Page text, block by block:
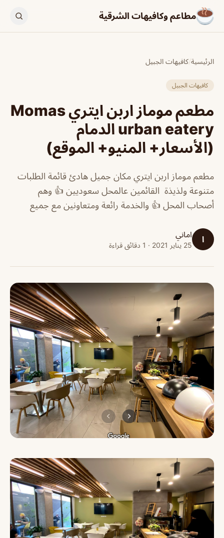
مطاعم وكافيهات الشرقية
الرئيسية/كافيهات الجبيل
كافيهات الجبيل
مطعم موماز اربن ايتري Momas
urban eatery الدمام
(الأسعار+ المنيو+ الموقع)
مطعم موماز اربن ايتري مكان جميل هادئ قائمة الطلبات
متنوعة ولذيذة القائمين عالمحل سعوديين 👍 وهم
أصحاب المحل 👍 والخدمة رائعة ومتعاونين مع جميع
ا اماني
25 يناير 2021 · 1 دقائق قراءة